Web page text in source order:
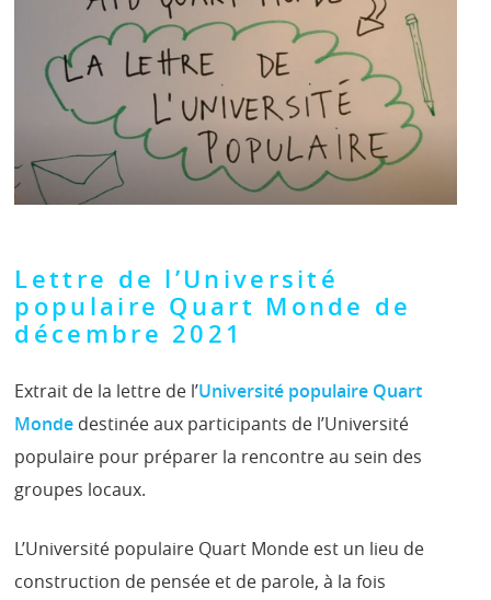
Lettre de l’Université
populaire Quart Monde de
décembre 2021
Extrait de la lettre de l’Université populaire Quart
Monde destinée aux participants de l’Université
populaire pour préparer la rencontre au sein des
groupes locaux.
L’Université populaire Quart Monde est un lieu de
construction de pensée et de parole, à la fois